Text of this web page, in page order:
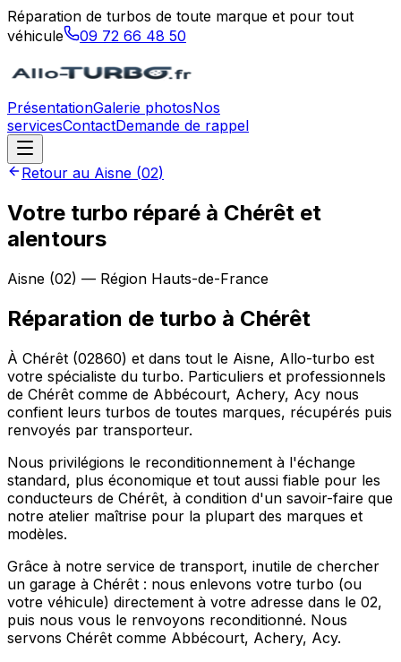
Réparation de turbos de toute marque et pour tout
véhicule
09 72 66 48 50
PrésentationGalerie photosNos
servicesContactDemande de rappel
Retour au Aisne (02)
Votre turbo réparé à Chérêt et
alentours
Aisne (02) — Région Hauts-de-France
Réparation de turbo à Chérêt
À Chérêt (02860) et dans tout le Aisne, Allo-turbo est
votre spécialiste du turbo. Particuliers et professionnels
de Chérêt comme de Abbécourt, Achery, Acy nous
confient leurs turbos de toutes marques, récupérés puis
renvoyés par transporteur.
Nous privilégions le reconditionnement à l'échange
standard, plus économique et tout aussi fiable pour les
conducteurs de Chérêt, à condition d'un savoir-faire que
notre atelier maîtrise pour la plupart des marques et
modèles.
Grâce à notre service de transport, inutile de chercher
un garage à Chérêt : nous enlevons votre turbo (ou
votre véhicule) directement à votre adresse dans le 02,
puis nous vous le renvoyons reconditionné. Nous
servons Chérêt comme Abbécourt, Achery, Acy.